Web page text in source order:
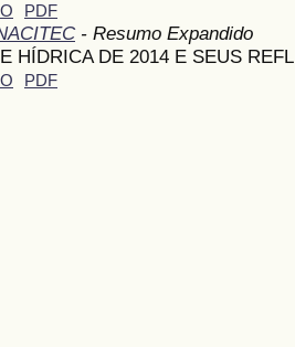
PDF
- Resumo Expandido
HÍDRICA DE 2014 E SEUS
PDF